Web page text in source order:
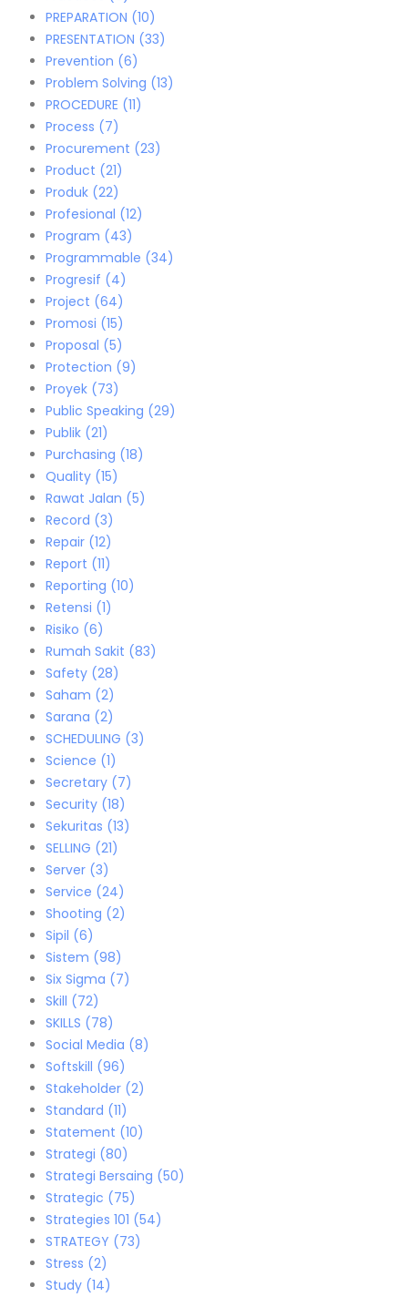
PREPARATION (10)
PRESENTATION (33)
Prevention (6)
Problem Solving (13)
PROCEDURE (11)
Process (7)
Procurement (23)
Product (21)
Produk (22)
Profesional (12)
Program (43)
Programmable (34)
Progresif (4)
Project (64)
Promosi (15)
Proposal (5)
Protection (9)
Proyek (73)
Public Speaking (29)
Publik (21)
Purchasing (18)
Quality (15)
Rawat Jalan (5)
Record (3)
Repair (12)
Report (11)
Reporting (10)
Retensi (1)
Risiko (6)
Rumah Sakit (83)
Safety (28)
Saham (2)
Sarana (2)
SCHEDULING (3)
Science (1)
Secretary (7)
Security (18)
Sekuritas (13)
SELLING (21)
Server (3)
Service (24)
Shooting (2)
Sipil (6)
Sistem (98)
Six Sigma (7)
Skill (72)
SKILLS (78)
Social Media (8)
Softskill (96)
Stakeholder (2)
Standard (11)
Statement (10)
Strategi (80)
Strategi Bersaing (50)
Strategic (75)
Strategies 101 (54)
STRATEGY (73)
Stress (2)
Study (14)